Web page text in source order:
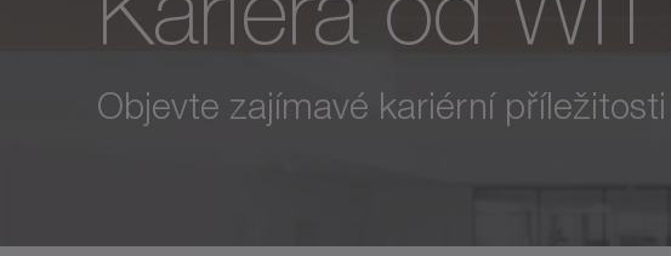
Objevte zajímavé kariérní příležitosti